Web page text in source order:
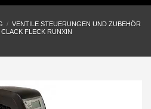
/ VENTILE STEUERUNGEN UND ZUBEHÖR
FLECK RUNXIN